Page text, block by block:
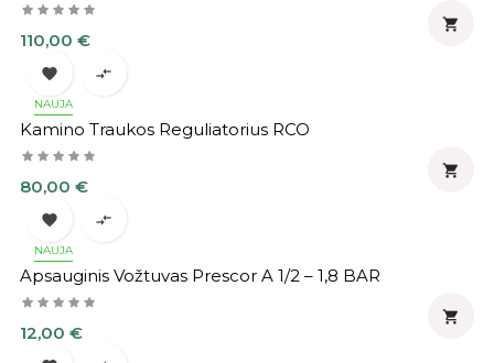
Kaina
110,00 €

NAUJA
 
Kamino Traukos Reguliatorius RCO
Kaina
80,00 €

NAUJA
 
Apsauginis Vožtuvas Prescor A 1/2 – 1,8 BAR
Kaina
12,00 €
